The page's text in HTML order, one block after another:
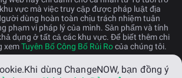
vực mà việc truy cập được pháp luật địa
dùng hoàn toàn chịu trách nhiệm tuân
phạm vi pháp lý của mình. Sản phẩm và tính
dụng ở tất cả các khu vực. Để biết thêm chi
xemTuyên Bố Công Bố Rủi Rocủa chúng tôi.
Khi dùng ChangeNOW, bạn đồng ý